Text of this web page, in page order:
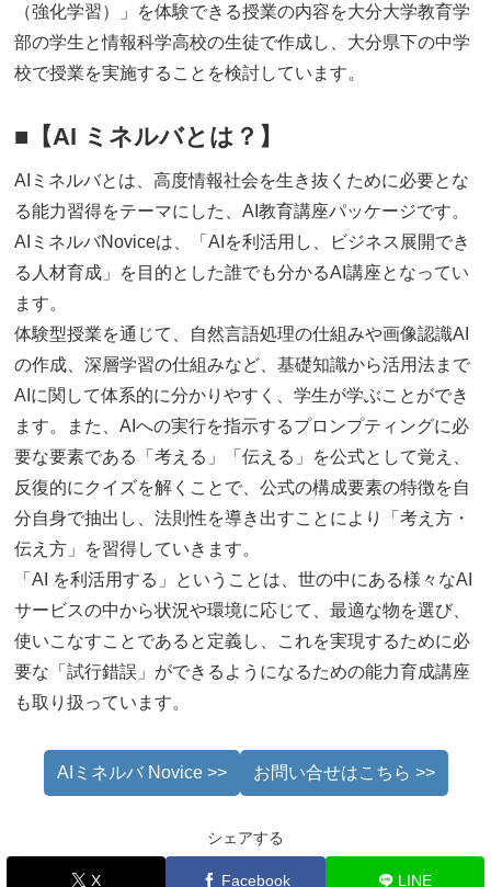
（強化学習）」を体験できる授業の内容を大分大学教育学
部の学生と情報科学高校の生徒で作成し、大分県下の中学
校で授業を実施することを検討しています。
■ 【AI ミネルバとは？ 】
AIミネルバとは、高度情報社会を生き抜くために必要とな
る能力習得をテーマにした、AI教育講座パッケージです。
AIミネルバNoviceは、「AIを利活用し、ビジネス展開でき
る人材育成」を目的とした誰でも分かるAI講座となってい
ます。
体験型授業を通じて、自然言語処理の仕組みや画像認識AI
の作成、深層学習の仕組みなど、基礎知識から活用法まで
AIに関して体系的に分かりやすく、学生が学ぶことができ
ます。また、AIへの実行を指示するプロンプティングに必
要な要素である「考える」「伝える」を公式として覚え、
反復的にクイズを解くことで、公式の構成要素の特徴を自
分自身で抽出し、法則性を導き出すことにより「考え方・
伝え方」を習得していきます。
「AI を利活用する」ということは、世の中にある様々なAI
サービスの中から状況や環境に応じて、最適な物を選び、
使いこなすことであると定義し、これを実現するために必
要な「試行錯誤」ができるようになるための能力育成講座
も取り扱っています。
AIミネルバ Novice >> お問い合せはこちら >>
シェアする
X Facebook LINE